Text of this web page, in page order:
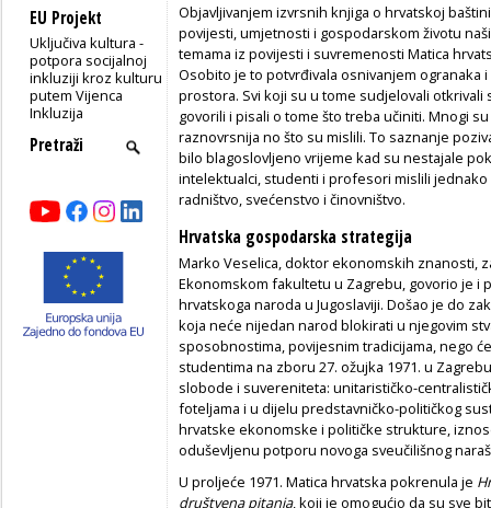
EU Projekt
Uključiva kultura -
potpora socijalnoj
inkluziji kroz kulturu
putem Vijenca
Inkluzija
Objavljivanjem izvrsnih knjiga o hrvatskoj
povijesti, umjetnosti i gospodarskom životu
temama iz povijesti i suvremenosti Matica
Osobito je to potvrđivala osnivanjem ogranaka
prostora. Svi koji su u tome sudjelovali
govorili i pisali o tome što treba učiniti. Mnogi
raznovrsnija no što su mislili. To saznanje
bilo blagoslovljeno vrijeme kad su nestajale
intelektualci, studenti i profesori mislili
radništvo, svećenstvo i činovništvo.
Hrvatska gospodarska strategija
Marko Veselica, doktor ekonomskih znanosti,
Ekonomskom fakultetu u Zagrebu, govorio je i
hrvatskoga naroda u Jugoslaviji. Došao je do
koja neće nijedan narod blokirati u njegovim
sposobnostima, povijesnim tradicijama, nego
studentima na zboru 27. ožujka 1971. u
slobode i suvereniteta: unitarističko-
foteljama i u dijelu predstavničko-političkog
hrvatske ekonomske i političke strukture,
oduševljenu potporu novoga sveučilišnog
U proljeće 1971. Matica hrvatska pokrenula je
društvena pitanja, koji je omogućio da su sve